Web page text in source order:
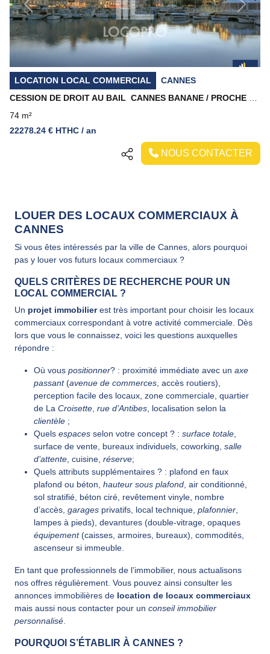
Previous Next
LOCATION LOCAL COMMERCIAL
CANNES
74 m²
22278.24 € HTHC / an
NOUS CONTACTER
LOUER DES LOCAUX COMMERCIAUX À
CANNES
Si vous êtes intéressés par la ville de Cannes, alors pourquoi
pas y louer vos futurs locaux commerciaux ?
QUELS CRITÈRES DE RECHERCHE POUR UN
LOCAL COMMERCIAL ?
Un projet immobilierest très important pour choisir les locaux
commerciaux correspondant à votre activité commerciale. Dès
lors que vous le connaissez, voici les questions auxquelles
répondre :
Où vous positionner? : proximité immédiate avec un axe
passant(avenue de commerces , accès routiers),
perception facile des locaux, zone commerciale, quartier
de La Croisette rue d’Antibes , localisation selon la
clientèle ;
Quels espaces selon votre concept ? : surface totale
surface de vente, bureaux individuels, coworking, salle
d’attente , cuisine, réserve;
Quels attributs supplémentaires ? : plafond en faux
plafond ou béton, hauteur sous plafond , air conditionné,
sol stratifié, béton ciré, revêtement vinyle, nombre
d’accès, garages privatifs, local technique, plafonnier
lampes à pieds), devantures (double-vitrage, opaques
équipement(caisses, armoires, bureaux), commodités,
ascenseur si immeuble.
En tant que professionnels de l’immobilier, nous actualisons
nos offres régulièrement. Vous pouvez ainsi consulter les
annonces immobilières de location de locaux commerciaux
mais aussi nous contacter pour un conseil immobilier
personnalisé
POURQUOI S’ÉTABLIR À CANNES ?